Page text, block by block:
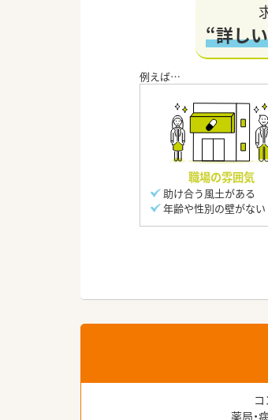
“詳し
職場の雰囲気
助け合う風土がある
年齢や性別の壁がない
薬局・